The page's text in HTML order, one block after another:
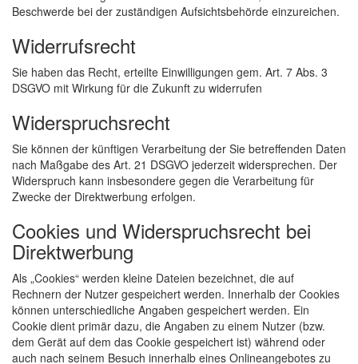
Beschwerde bei der zuständigen Aufsichtsbehörde einzureichen.
Widerrufsrecht
Sie haben das Recht, erteilte Einwilligungen gem. Art. 7 Abs. 3
DSGVO mit Wirkung für die Zukunft zu widerrufen
Widerspruchsrecht
Sie können der künftigen Verarbeitung der Sie betreffenden Daten
nach Maßgabe des Art. 21 DSGVO jederzeit widersprechen. Der
Widerspruch kann insbesondere gegen die Verarbeitung für
Zwecke der Direktwerbung erfolgen.
Cookies und Widerspruchsrecht bei
Direktwerbung
Als „Cookies“ werden kleine Dateien bezeichnet, die auf
Rechnern der Nutzer gespeichert werden. Innerhalb der Cookies
können unterschiedliche Angaben gespeichert werden. Ein
Cookie dient primär dazu, die Angaben zu einem Nutzer (bzw.
dem Gerät auf dem das Cookie gespeichert ist) während oder
auch nach seinem Besuch innerhalb eines Onlineangebotes zu